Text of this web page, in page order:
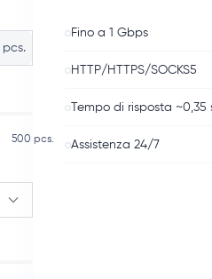
pcs.
500 pcs.
Fino a 1 Gbps
HTTP/HTTPS/SOCKS5
Tempo di risposta ~0,35
Assistenza 24/7